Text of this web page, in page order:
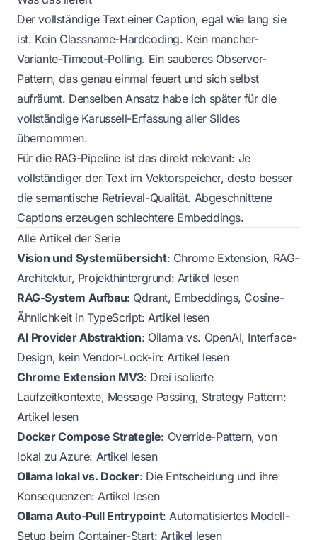
Der vollständige Text einer Caption, egal wie lang sie
ist. Kein Classname-Hardcoding. Kein mancher-
Variante-Timeout-Polling. Ein sauberes Observer-
Pattern, das genau einmal feuert und sich selbst
aufräumt. Denselben Ansatz habe ich später für die
vollständige Karussell-Erfassung aller Slides
übernommen.
Für die RAG-Pipeline ist das direkt relevant: Je
vollständiger der Text im Vektorspeicher, desto besser
die semantische Retrieval-Qualität. Abgeschnittene
Captions erzeugen schlechtere Embeddings.
Alle Artikel der Serie
Vision und Systemübersicht: Chrome Extension, RAG-
Architektur, Projekthintergrund: Artikel lesen
RAG-System Aufbau: Qdrant, Embeddings, Cosine-
Ähnlichkeit in TypeScript:Artikel lesen
AI Provider Abstraktion: Ollama vs. OpenAI, Interface-
Design, kein Vendor-Lock-in:Artikel lesen
Chrome Extension MV3: Drei isolierte
Laufzeitkontexte, Message Passing, Strategy Pattern:
Artikel lesen
Docker Compose Strategie: Override-Pattern, von
lokal zu Azure: Artikel lesen
Ollama lokal vs. Docker: Die Entscheidung und ihre
Konsequenzen:Artikel lesen
Ollama Auto-Pull Entrypoint: Automatisiertes Modell-
Setup beim Container-Start: Artikel lesen